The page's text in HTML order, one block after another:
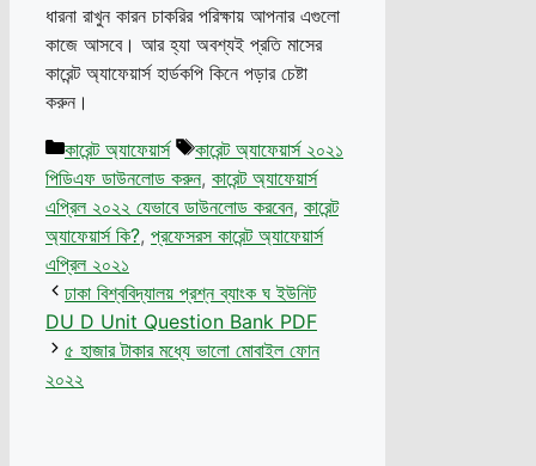
ধারনা রাখুন কারন চাকরির পরিক্ষায় আপনার এগুলো
কাজে আসবে। আর হ্যা অবশ্যই প্রতি মাসের
কারেন্ট অ্যাফেয়ার্স হার্ডকপি কিনে পড়ার চেষ্টা
করুন।
Categories
কারেন্ট অ্যাফেয়ার্স Tags
কারেন্ট অ্যাফেয়ার্স ২০২১
পিডিএফ ডাউনলোড করুন, কারেন্ট অ্যাফেয়ার্স
এপ্রিল ২০২২ যেভাবে ডাউনলোড করবেন, কারেন্ট
অ্যাফেয়ার্স কি?, প্রফেসরস কারেন্ট অ্যাফেয়ার্স
এপ্রিল ২০২১
ঢাকা বিশ্ববিদ্যালয় প্রশ্ন ব্যাংক ঘ ইউনিট
DU D Unit Question Bank PDF
৫ হাজার টাকার মধ্যে ভালো মোবাইল ফোন
২০২২